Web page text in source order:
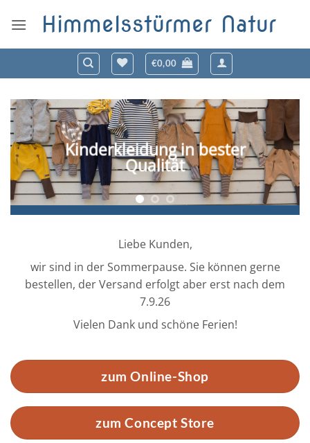
Inhalt
Himmelsstürmer Natur
€0,00
Kinderkleidung in bester
Qualität
Liebe Kunden,
wir sind in der Sommerpause. Sie können gerne
bestellen, der Versand erfolgt aber erst nach dem
7.9.26
Vielen Dank und schöne Ferien!
zum Online-Shop
zum Concept Store